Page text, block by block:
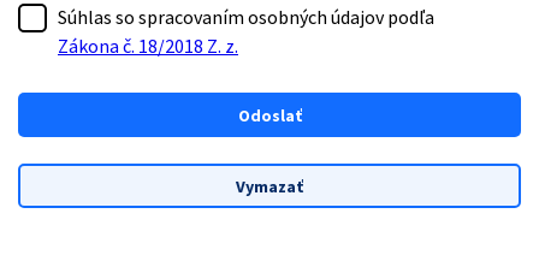
Súhlas so spracovaním osobných údajov podľa
Zákona č. 18/2018 Z. z.